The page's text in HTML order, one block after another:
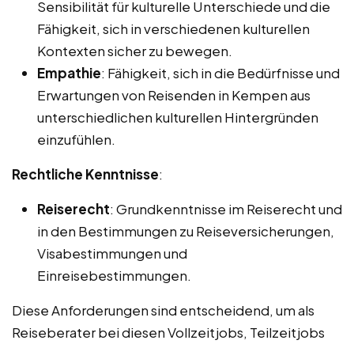
Sensibilität für kulturelle Unterschiede und die
Fähigkeit, sich in verschiedenen kulturellen
Kontexten sicher zu bewegen.
Empathie: Fähigkeit, sich in die Bedürfnisse und
Erwartungen von Reisenden in Kempen aus
unterschiedlichen kulturellen Hintergründen
einzufühlen.
Rechtliche Kenntnisse:
Reiserecht: Grundkenntnisse im Reiserecht und
in den Bestimmungen zu Reiseversicherungen,
Visabestimmungen und
Einreisebestimmungen.
Diese Anforderungen sind entscheidend, um als
Reiseberater bei diesen Vollzeitjobs, Teilzeitjobs